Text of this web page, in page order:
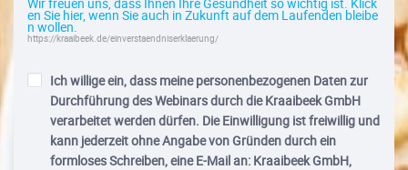
en Sie hier, wenn Sie auch in Zukunft auf dem Laufenden bleibe
n wollen.
https://kraaibeek.de/einverstaendniserklaerung/
Ich willige ein, dass meine personenbezogenen Daten zur
Durchführung des Webinars durch die Kraaibeek GmbH
verarbeitet werden dürfen. Die Einwilligung ist freiwillig und
kann jederzeit ohne Angabe von Gründen durch ein
formloses Schreiben, eine E-Mail an: Kraaibeek GmbH,